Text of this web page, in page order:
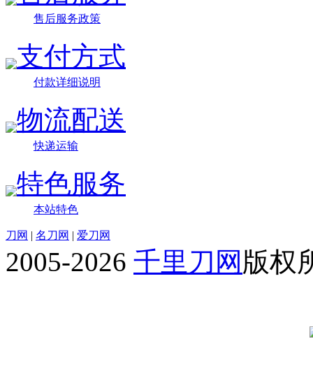
售后服务政策
支付方式
付款详细说明
物流配送
快递运输
特色服务
本站特色
刀网 | 名刀网 | 爱刀网
2005-2026 千里刀网 版权